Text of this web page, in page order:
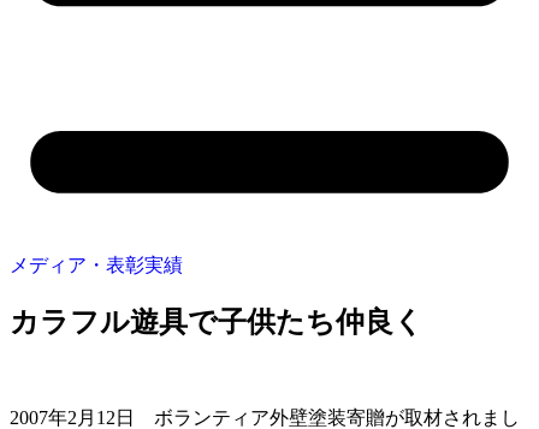
メディア・表彰実績
カラフル遊具で子供たち仲良く
2007年2月12日 ボランティア外壁塗装寄贈が取材されまし